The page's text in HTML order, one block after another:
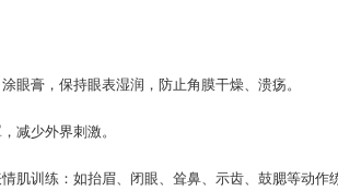
眼膏，保持眼表湿润，防止角膜干燥、溃疡。
减少外界刺激。
肌训练：如抬眉、闭眼、耸鼻、示齿、鼓腮等动作